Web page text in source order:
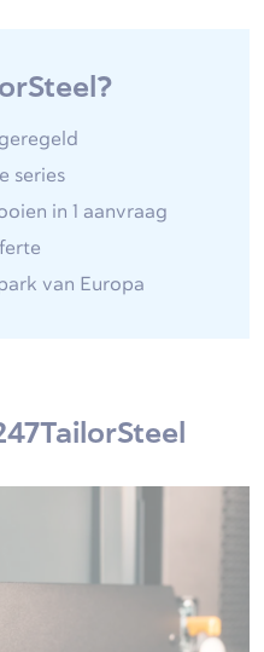
series
in 1 aanvraag
van Europa